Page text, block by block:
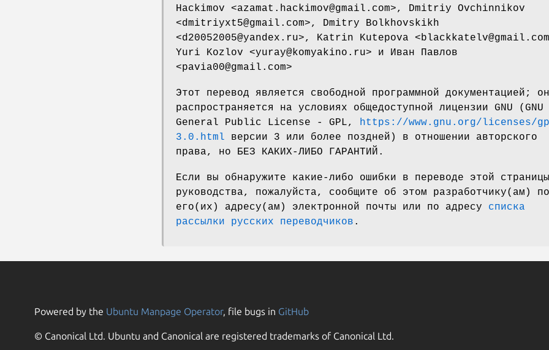
Hackimov <azamat.hackimov@gmail.com>, Dmitriy Ovchinnikov
<dmitriyxt5@gmail.com>, Dmitry Bolkhovskikh
<d20052005@yandex.ru>, Katrin Kutepova
Yuri Kozlov <yuray@komyakino.ru> и Иван Павлов
<pavia00@gmail.com>
Этот перевод является свободной программной документацией; он
распространяется на условиях общедоступной лицензии GNU (GNU
General Public License - GPL, https://www.gnu.org/licenses/
3.0.html версии 3 или более поздней) в отношении авторского
права, но БЕЗ КАКИХ-ЛИБО ГАРАНТИЙ.
Если вы обнаружите какие-либо ошибки в переводе этой страницы
руководства, пожалуйста, сообщите об этом разработчику(ам) по
его(их) адресу(ам) электронной почты или по адресу списка
рассылки русских переводчиков .
Powered by the Ubuntu Manpage Operator, file bugs in GitHub
© Canonical Ltd. Ubuntu and Canonical are registered trademarks of Canonical Ltd.